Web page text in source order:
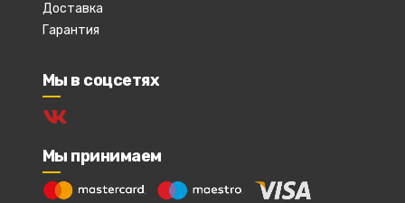
Доставка
Гарантия
Мы в соцсетях
Мы принимаем